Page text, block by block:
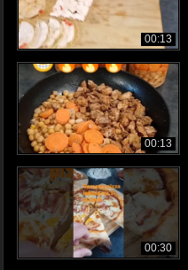
00:13
00:13
00:30